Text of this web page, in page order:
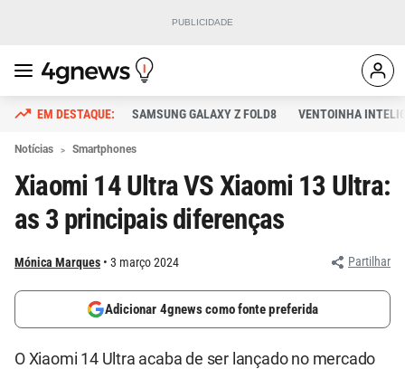
SAMSUNG GALAXY Z FOLD8 VENTOINHA
Notícias Smartphones
Xiaomi 14 Ultra VS Xiaomi 13 Ultra:
as 3 principais diferenças
Mónica Marques 3 março 2024 Partilhar
Adicionar 4gnews como fonte preferida
O Xiaomi 14 Ultra acaba de ser lançado no mercado